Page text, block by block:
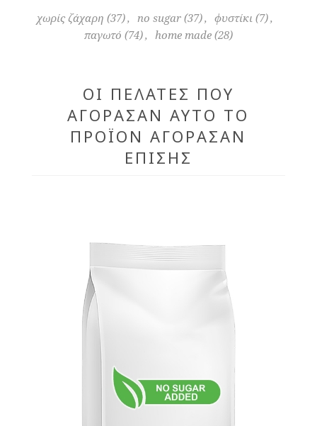
χωρίς ζάχαρη (37), no sugar (37), φυστίκι (7),
παγωτό (74), home made (28)
ΟΙ ΠΕΛΆΤΕΣ ΠΟΥ
ΑΓΌΡΑΣΑΝ ΑΥΤΌ ΤΟ
ΠΡΟΪΌΝ ΑΓΌΡΑΣΑΝ
ΕΠΊΣΗΣ